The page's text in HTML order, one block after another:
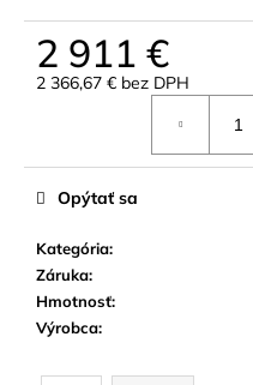
2 911 €
2 366,67 € bez DPH
Kategória:
Záruka:
Hmotnosť:
Výrobca:
Opýtať sa
HĽADAŤ
O
d
o
ú